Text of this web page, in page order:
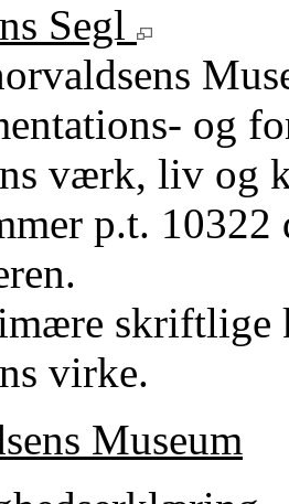
Segl
og
værk, liv og
p.t.
virke.
Museum